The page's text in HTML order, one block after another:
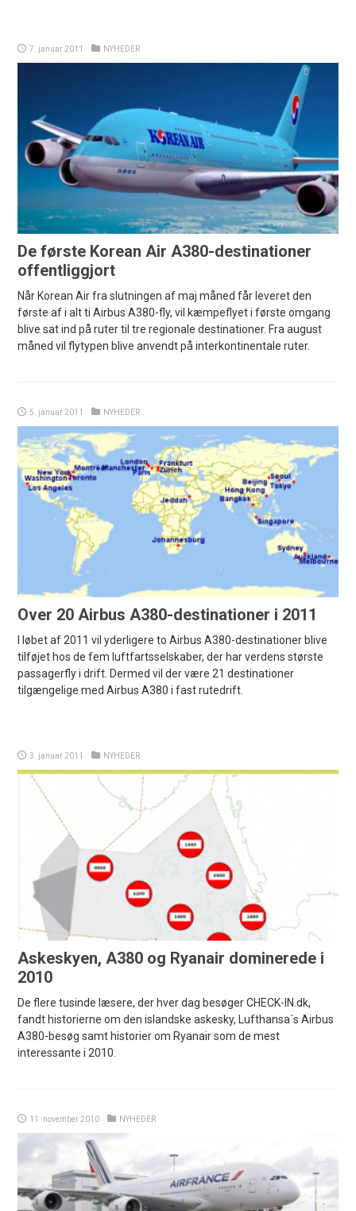
7. januar 2011 NYHEDER
De første Korean Air A380-destinationer
offentliggjort
Når Korean Air fra slutningen af maj måned får leveret den
første af i alt ti Airbus A380-fly, vil kæmpeflyet i første omgang
blive sat ind på ruter til tre regionale destinationer. Fra august
måned vil flytypen blive anvendt på interkontinentale ruter.
5. januar 2011 NYHEDER
Over 20 Airbus A380-destinationer i 2011
I løbet af 2011 vil yderligere to Airbus A380-destinationer blive
tilføjet hos de fem luftfartsselskaber, der har verdens største
passagerfly i drift. Dermed vil der være 21 destinationer
tilgængelige med Airbus A380 i fast rutedrift.
3. januar 2011 NYHEDER
Askeskyen, A380 og Ryanair dominerede i
2010
De flere tusinde læsere, der hver dag besøger CHECK-IN.dk,
fandt historierne om den islandske askesky, Lufthansa´s Airbus
A380-besøg samt historier om Ryanair som de mest
interessante i 2010.
11. november 2010 NYHEDER